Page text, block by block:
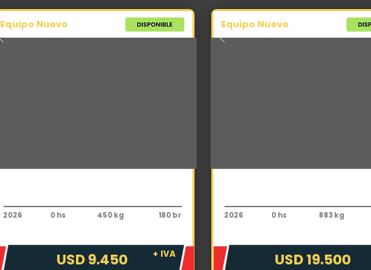
Equipo Nuevo
2026 0 hs 450 kg 180 br
USD 9.450 + IVA
Equipo Nuevo
2026 0 hs 883 kg
USD 19.500